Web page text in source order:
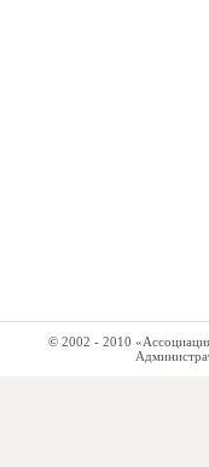
© 2002 - 2010 «Ассоциация